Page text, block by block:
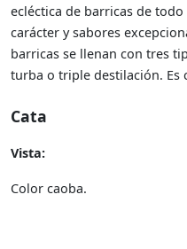
ecléctica de barricas de
carácter y sabores
barricas se llenan con tres
turba o triple destilación. Es
Cata
Vista:
Color caoba.